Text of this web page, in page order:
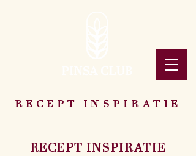
RECEPT INSPIRATIE
RECEPT INSPIRATIE